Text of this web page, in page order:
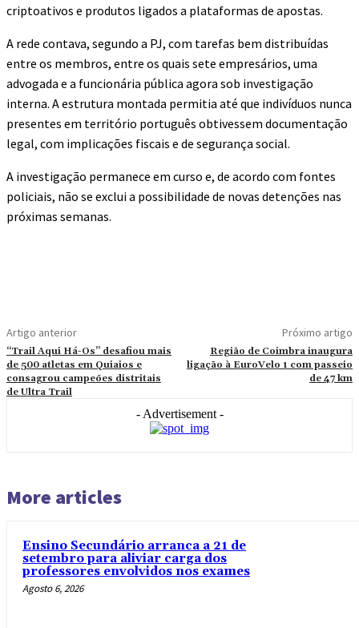
criptoativos e produtos ligados a plataformas de apostas.
A rede contava, segundo a PJ, com tarefas bem distribuídas
entre os membros, entre os quais sete empresários, uma
advogada e a funcionária pública agora sob investigação
interna. A estrutura montada permitia até que indivíduos nunca
presentes em território português obtivessem documentação
legal, com implicações fiscais e de segurança social.
A investigação permanece em curso e, de acordo com fontes
policiais, não se exclui a possibilidade de novas detenções nas
próximas semanas.
Artigo anterior
“Trail Aqui Há-Os” desafiou mais
de 500 atletas em Quiaios e
consagrou campeões distritais
de Ultra Trail
Próximo artigo
Região de Coimbra inaugura
ligação à EuroVelo 1 com passeio
de 47 km
- Advertisement -
More articles
Ensino Secundário arranca a 21 de
setembro para aliviar carga dos
professores envolvidos nos exames
Agosto 6, 2026